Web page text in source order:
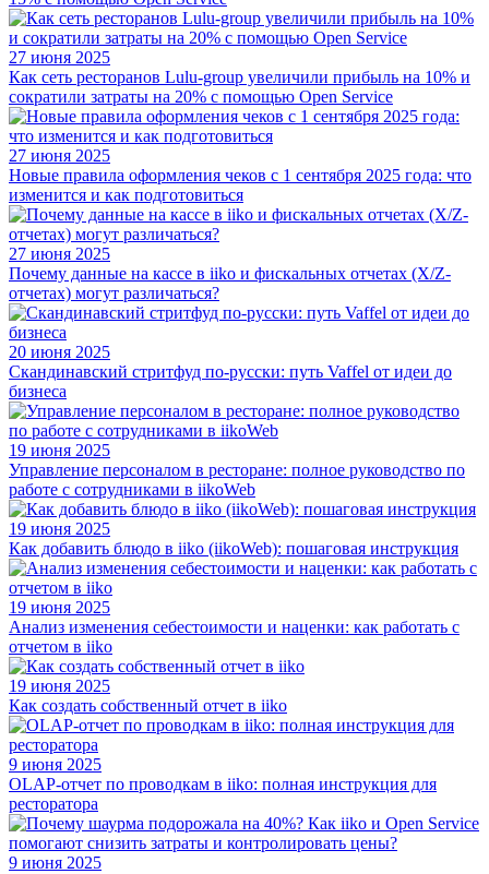
27 июня 2025
Как сеть ресторанов Lulu-group увеличили прибыль на 10% и
сократили затраты на 20% с помощью Open Service
27 июня 2025
Новые правила оформления чеков с 1 сентября 2025 года: что
изменится и как подготовиться
27 июня 2025
Почему данные на кассе в iiko и фискальных отчетах (X/Z-
отчетах) могут различаться?
20 июня 2025
Скандинавский стритфуд по-русски: путь Vaffel от идеи до
бизнеса
19 июня 2025
Управление персоналом в ресторане: полное руководство по
работе с сотрудниками в iikoWeb
19 июня 2025
Как добавить блюдо в iiko (iikoWeb): пошаговая инструкция
19 июня 2025
Анализ изменения себестоимости и наценки: как работать с
отчетом в iiko
19 июня 2025
Как создать собственный отчет в iiko
9 июня 2025
OLAP-отчет по проводкам в iiko: полная инструкция для
ресторатора
9 июня 2025